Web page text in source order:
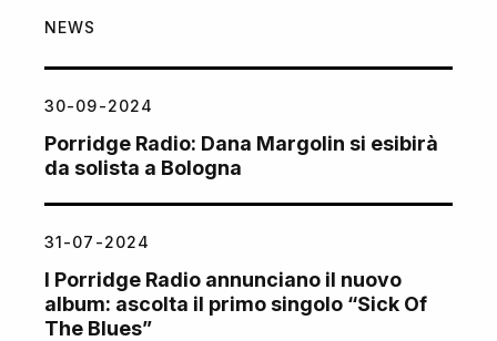
NEWS
30-09-2024
Porridge Radio: Dana Margolin si esibirà
da solista a Bologna
31-07-2024
I Porridge Radio annunciano il nuovo
album: ascolta il primo singolo “Sick Of
The Blues”